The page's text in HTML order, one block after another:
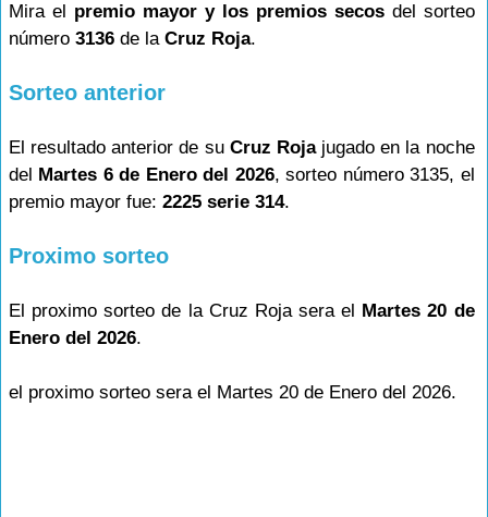
Mira el premio mayor y los premios secosdel sorteo
número 3136 de la Cruz Roja.
Sorteo anterior
El resultado anterior de su Cruz Rojajugado en la noche
del Martes 6 de Enero del 2026, sorteo número 3135, el
premio mayor fue: 2225 serie 314.
Proximo sorteo
El proximo sorteo de la Cruz Roja sera el Martes 20 de
Enero del 2026.
el proximo sorteo sera el Martes 20 de Enero del 2026.